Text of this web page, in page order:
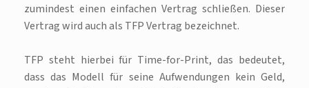
zumindest einen einfachen Vertrag schließen. Dieser
Vertrag wird auch als TFP Vertrag bezeichnet.
TFP steht hierbei für Time-for-Print, das bedeutet,
dass das Modell für seine Aufwendungen kein Geld,